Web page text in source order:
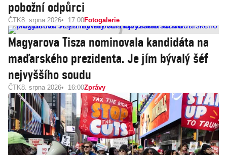
pobožní odpůrci
ČTK8. srpna 2026 17:00Fotogalerie
Magyarova Tisza nominovala kandidáta na
maďarského prezidenta. Je jím bývalý šéf
nejvyššího soudu
ČTK8. srpna 2026 16:00Zprávy